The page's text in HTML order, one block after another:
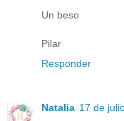
Un beso
Pilar
Responder
Natalia 17 de